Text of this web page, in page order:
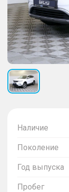
Наличие
Поколение
Год выпуска
Пробег